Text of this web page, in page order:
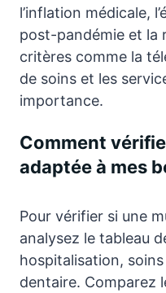
l’inflation médicale,
post-pandémie et la
critères comme la
de soins et les
importance.
Comment
adaptée à mes
Pour vérifier si une
analysez le tableau
hospitalisation,
dentaire. Comparez